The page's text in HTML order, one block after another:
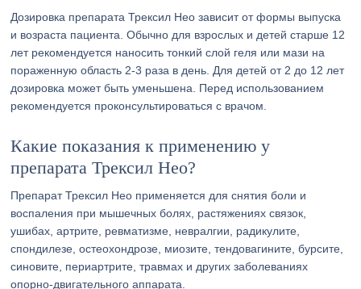
Дозировка препарата Трексил Нео зависит от формы выпуска
и возраста пациента. Обычно для взрослых и детей старше 12
лет рекомендуется наносить тонкий слой геля или мази на
пораженную область 2-3 раза в день. Для детей от 2 до 12 лет
дозировка может быть уменьшена. Перед использованием
рекомендуется проконсультироваться с врачом.
Какие показания к применению у
препарата Трексил Нео?
Препарат Трексил Нео применяется для снятия боли и
воспаления при мышечных болях, растяжениях связок,
ушибах, артрите, ревматизме, невралгии, радикулите,
спондилезе, остеохондрозе, миозите, тендовагините, бурсите,
синовите, периартрите, травмах и других заболеваниях
опорно-двигательного аппарата.